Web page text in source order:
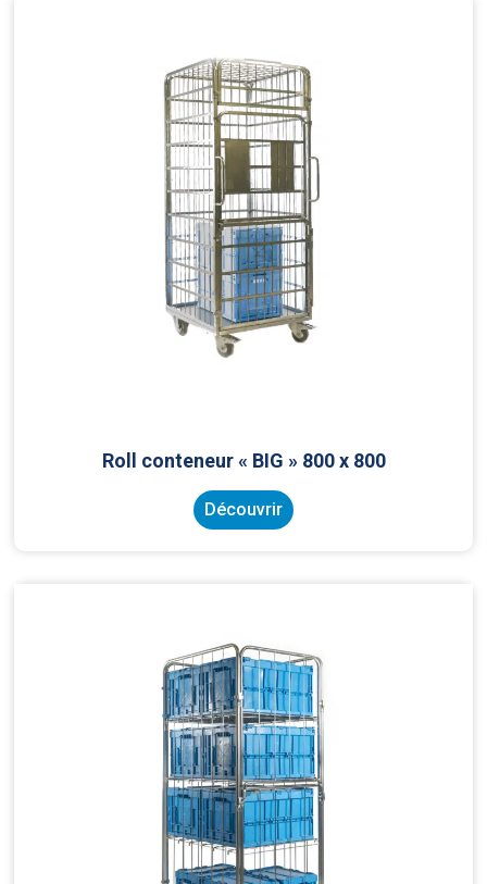
Roll conteneur « BIG » 800 x 800
Découvrir